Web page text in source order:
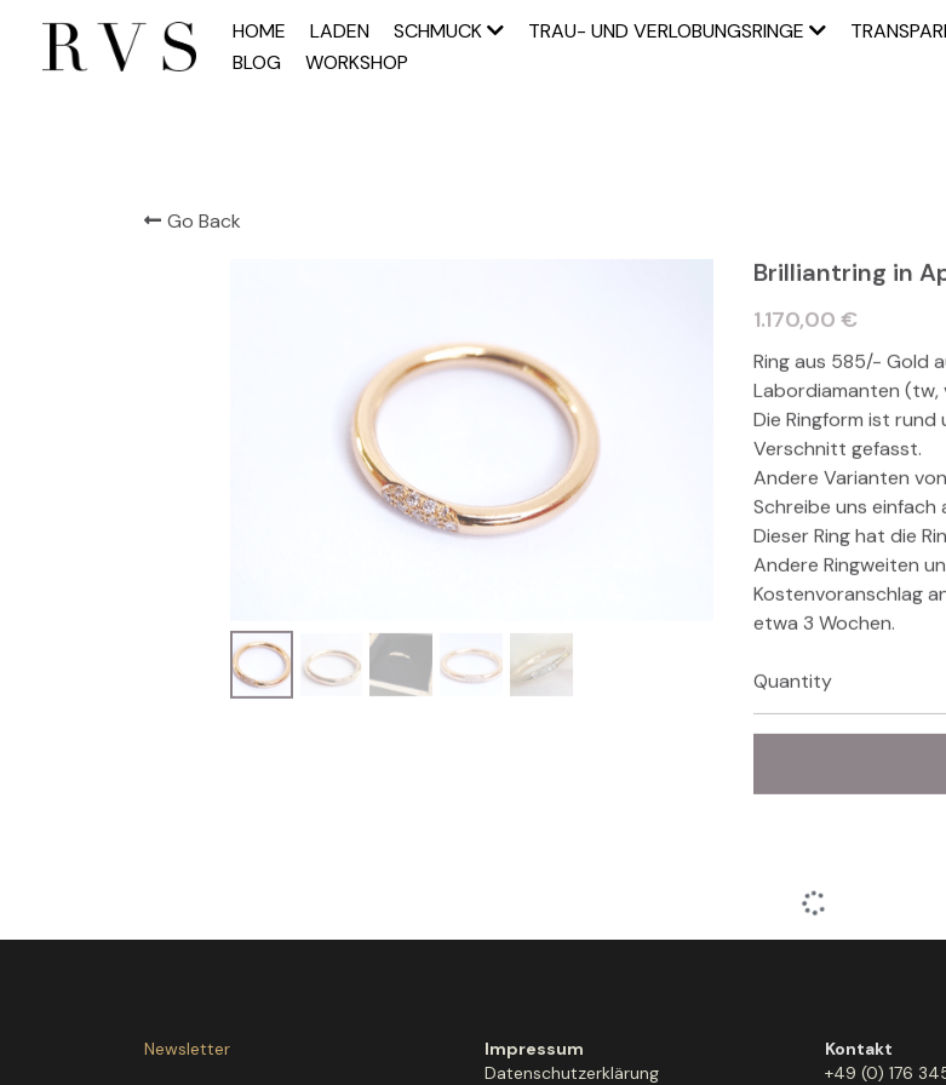
HOME LADEN SCHMUCK TRAU- UND VERLOBUNGSRINGE
BLOG
WORKSHOP
Go Back
Brilliantring in
1.170,00 €
Ring aus 585/- Gold
Labordiamanten
Die Ringform ist rund
Verschnitt gefasst.
Andere Varianten
Schreibe uns einfach
Dieser Ring hat die
Andere Ringweiten
Kostenvoranschlag
etwa 3 Wochen.
Quantity
Widerrufsbelehrung
Allgemeine Geschäftsbedingungen